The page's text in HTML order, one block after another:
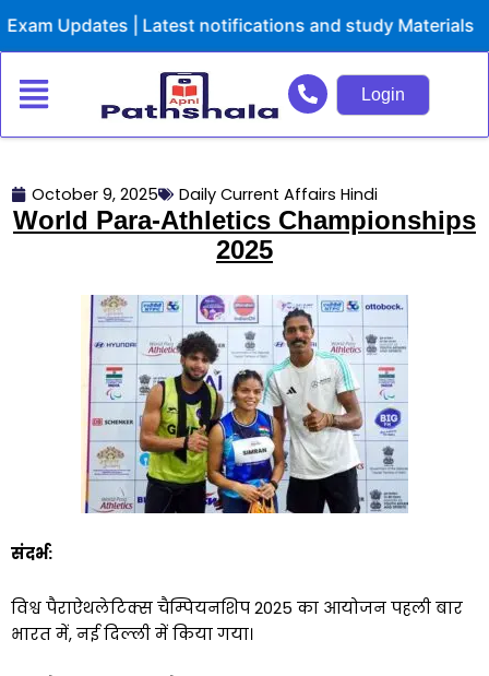
to
Updates | Latest notifications and study Materials
Login
October 9, 2025 Daily Current Affairs Hindi
World Para-Athletics Championships
2025
संदर्भ:
विश्व पैराऐथलेटिक्स चैम्पियनशिप 2025 का आयोजन पहली बार
भारत में, नई दिल्ली में किया गया।